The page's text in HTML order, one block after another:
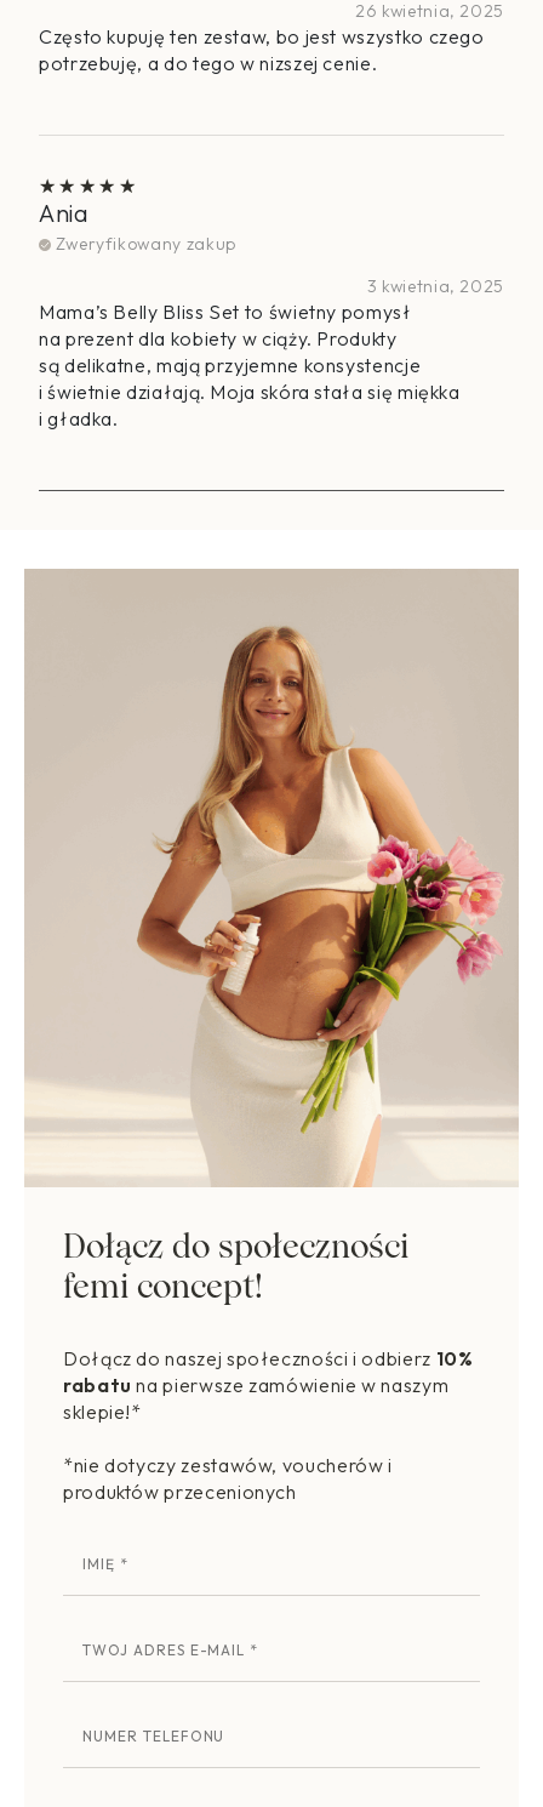
26 kwietnia, 2025
Często kupuję ten zestaw, bo jest wszystko czego
potrzebuję, a do tego w nizszej cenie.
Oceniono
Ania
Zweryfikowany zakup
3 kwietnia, 2025
Mama’s Belly Bliss Set to świetny pomysł
na prezent dla kobiety w ciąży. Produkty
są delikatne, mają przyjemne konsystencje
i świetnie działają. Moja skóra stała się miękka
i gładka.
Dołącz do społeczności
femi concept!
Dołącz do naszej społeczności i odbierz 10%
rabatu na pierwsze zamówienie w naszym
sklepie!*
*nie dotyczy zestawów, voucherów i
produktów przecenionych